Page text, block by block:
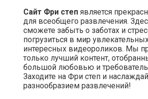
Сайт Фри степ является
для всеобщего развлечения.
сможете забыть о заботах и
погрузиться в мир
интересных видеороликов. Мы
только лучший контент,
большой любовью и
Заходите на Фри степ и
разнообразием развлечений!